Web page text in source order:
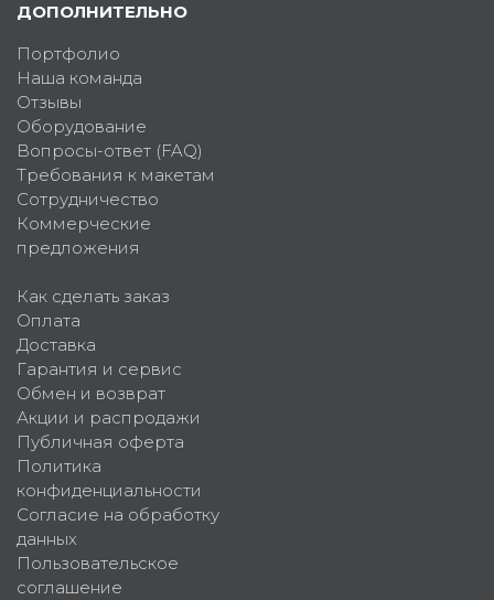
ДОПОЛНИТЕЛЬНО
Портфолио
Наша команда
Отзывы
Оборудование
Вопросы-ответ (FAQ)
Требования к макетам
Сотрудничество
Коммерческие
предложения
Как сделать заказ
Оплата
Доставка
Гарантия и сервис
Обмен и возврат
Акции и распродажи
Публичная оферта
Политика
конфиденциальности
Согласие на обработку
данных
Пользовательское
соглашение